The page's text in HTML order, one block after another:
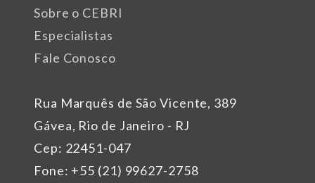
Rua Marquês de São Vicente, 389
Gávea, Rio de Janeiro - RJ
Cep: 22451-047
Fone: +55 (21) 99627-2758
Sobre o CEBRI
Especialistas
Fale Conosco